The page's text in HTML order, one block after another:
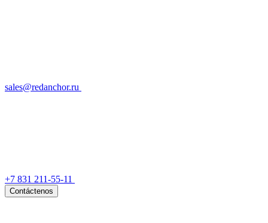
sales@redanchor.ru
+7 831 211-55-11
Contáctenos